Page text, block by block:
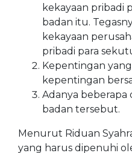
kekayaan pribadi
badan itu.
kekayaan
pribadi para
Kepentingan
kepentingan
Adanya beberapa
badan tersebut.
Menurut Riduan
yang harus dipenuhi